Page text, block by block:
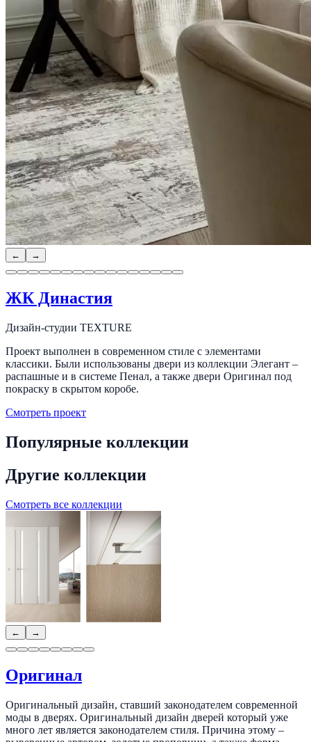
← →
ЖК Династия
Дизайн-студии TEXTURE
Проект выполнен в современном стиле с элементами
классики. Были использованы двери из коллекции Элегант –
распашные и в системе Пенал, а также двери Оригинал под
покраску в скрытом коробе.
Смотреть проект
Популярные коллекции
Другие коллекции
Смотреть все коллекции
← →
Оригинал
Оригинальный дизайн, ставший законодателем современной
моды в дверях. Оригинальный дизайн дверей который уже
много лет является законодателем стиля. Причина этому –